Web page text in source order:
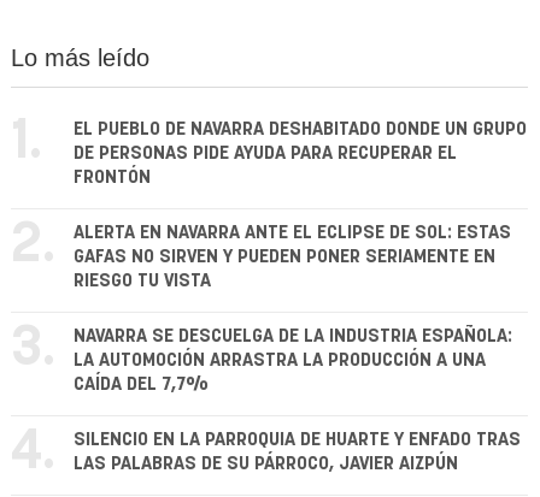
Lo más leído
1.
EL PUEBLO DE NAVARRA DESHABITADO DONDE UN GRUPO
DE PERSONAS PIDE AYUDA PARA RECUPERAR EL
FRONTÓN
2.
ALERTA EN NAVARRA ANTE EL ECLIPSE DE SOL: ESTAS
GAFAS NO SIRVEN Y PUEDEN PONER SERIAMENTE EN
RIESGO TU VISTA
3.
NAVARRA SE DESCUELGA DE LA INDUSTRIA ESPAÑOLA:
LA AUTOMOCIÓN ARRASTRA LA PRODUCCIÓN A UNA
CAÍDA DEL 7,7%
4.
SILENCIO EN LA PARROQUIA DE HUARTE Y ENFADO TRAS
LAS PALABRAS DE SU PÁRROCO, JAVIER AIZPÚN